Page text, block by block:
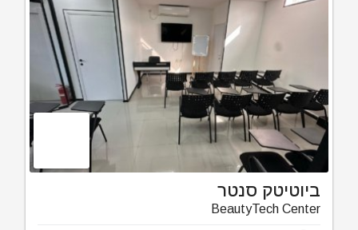
ביוטיטק סנטר
BeautyTech Center